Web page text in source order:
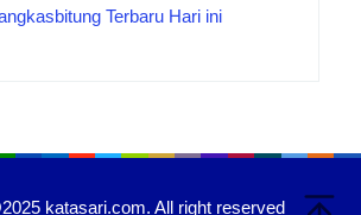
Terbaru Hari ini
katasari.com. All right reserved